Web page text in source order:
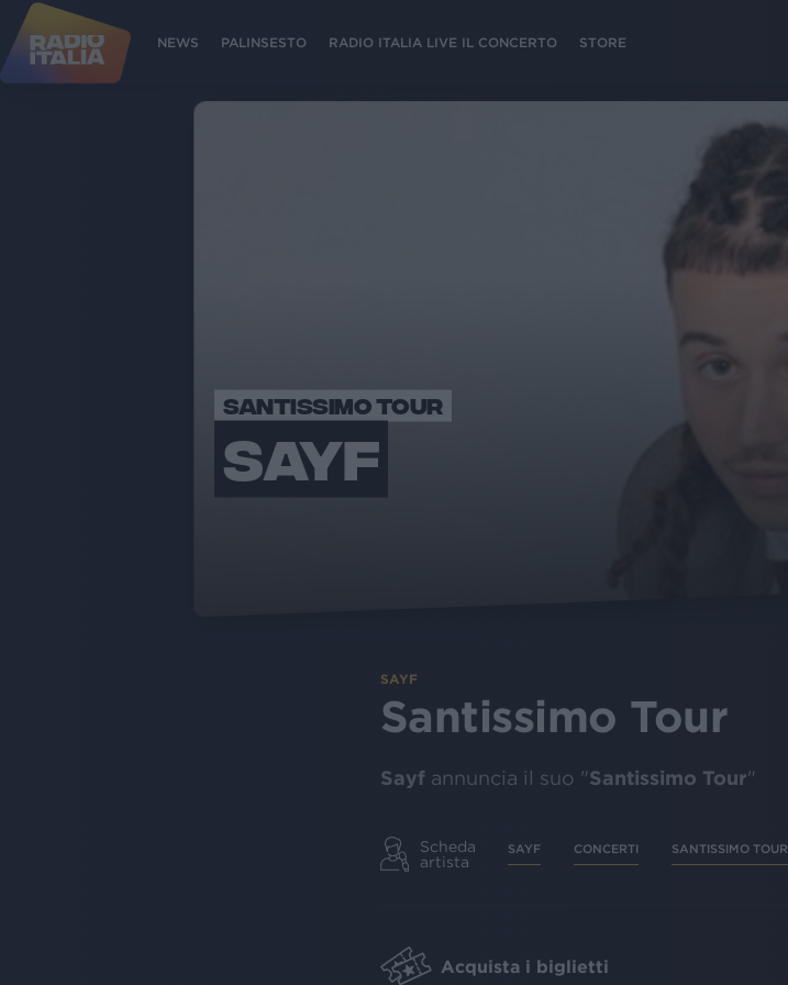
NEWS PALINSESTO RADIO ITALIA LIVE IL CONCERTO STORE
SANTISSIMO TOUR
SAYF
SAYF
Santissimo Tour
Sayfannuncia il suo "Santissimo Tour"
Scheda
artista
SAYF CONCERTI SANTISSIMO TOUR
Acquista i biglietti